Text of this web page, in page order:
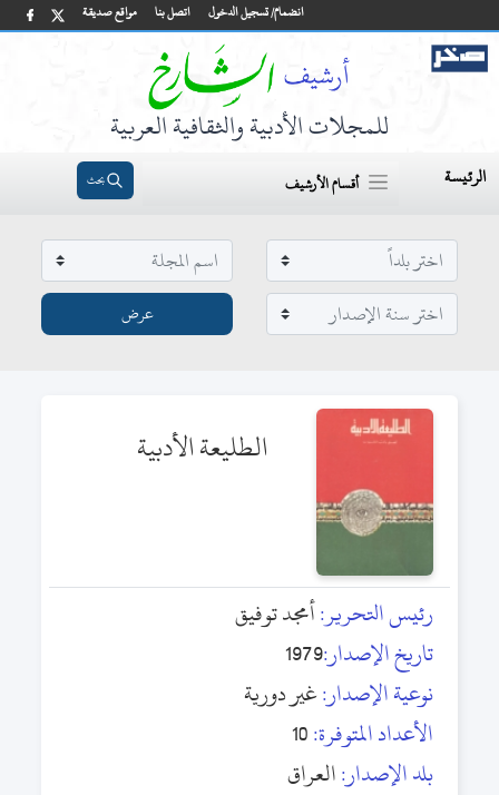
مواقع صديقة اتصل بنا انضمام/ تسجيل الدخول
للمجلات الأدبية والثقافية العربية
الرئيسة أقسام الأرشيف بحث
الطليعة الأدبية
رئيس التحرير:أمجد توفيق
تاريخ الإصدار:1979
نوعية الإصدار:غير دورية
الأعداد المتوفرة:10
بلد الإصدار:العراق